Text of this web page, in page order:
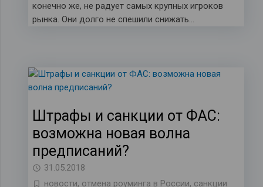
конечно же, не радует самых крупных игроков
рынка. Они долго не спешили снижать…
Штрафы и санкции от ФАС:
возможна новая волна
предписаний?
31.05.2018
новости, отмена роуминга в России, санкции